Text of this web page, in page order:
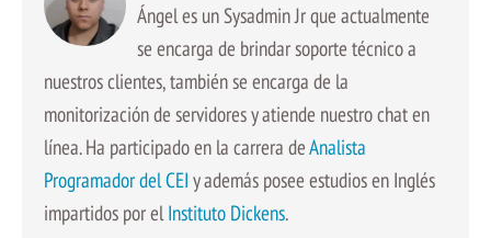
Ángel es un Sysadmin Jr que actualmente
se encarga de brindar soporte técnico a
nuestros clientes, también se encarga de la
monitorización de servidores y atiende nuestro chat en
línea. Ha participado en la carrera deAnalista
Programador del CEI y además posee estudios en Inglés
impartidos por elInstituto Dickens.